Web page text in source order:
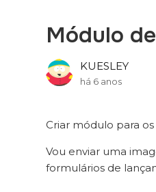
Módulo
KUESLEY
há 6 anos
Criar módulo para
Vou enviar uma
formulários de